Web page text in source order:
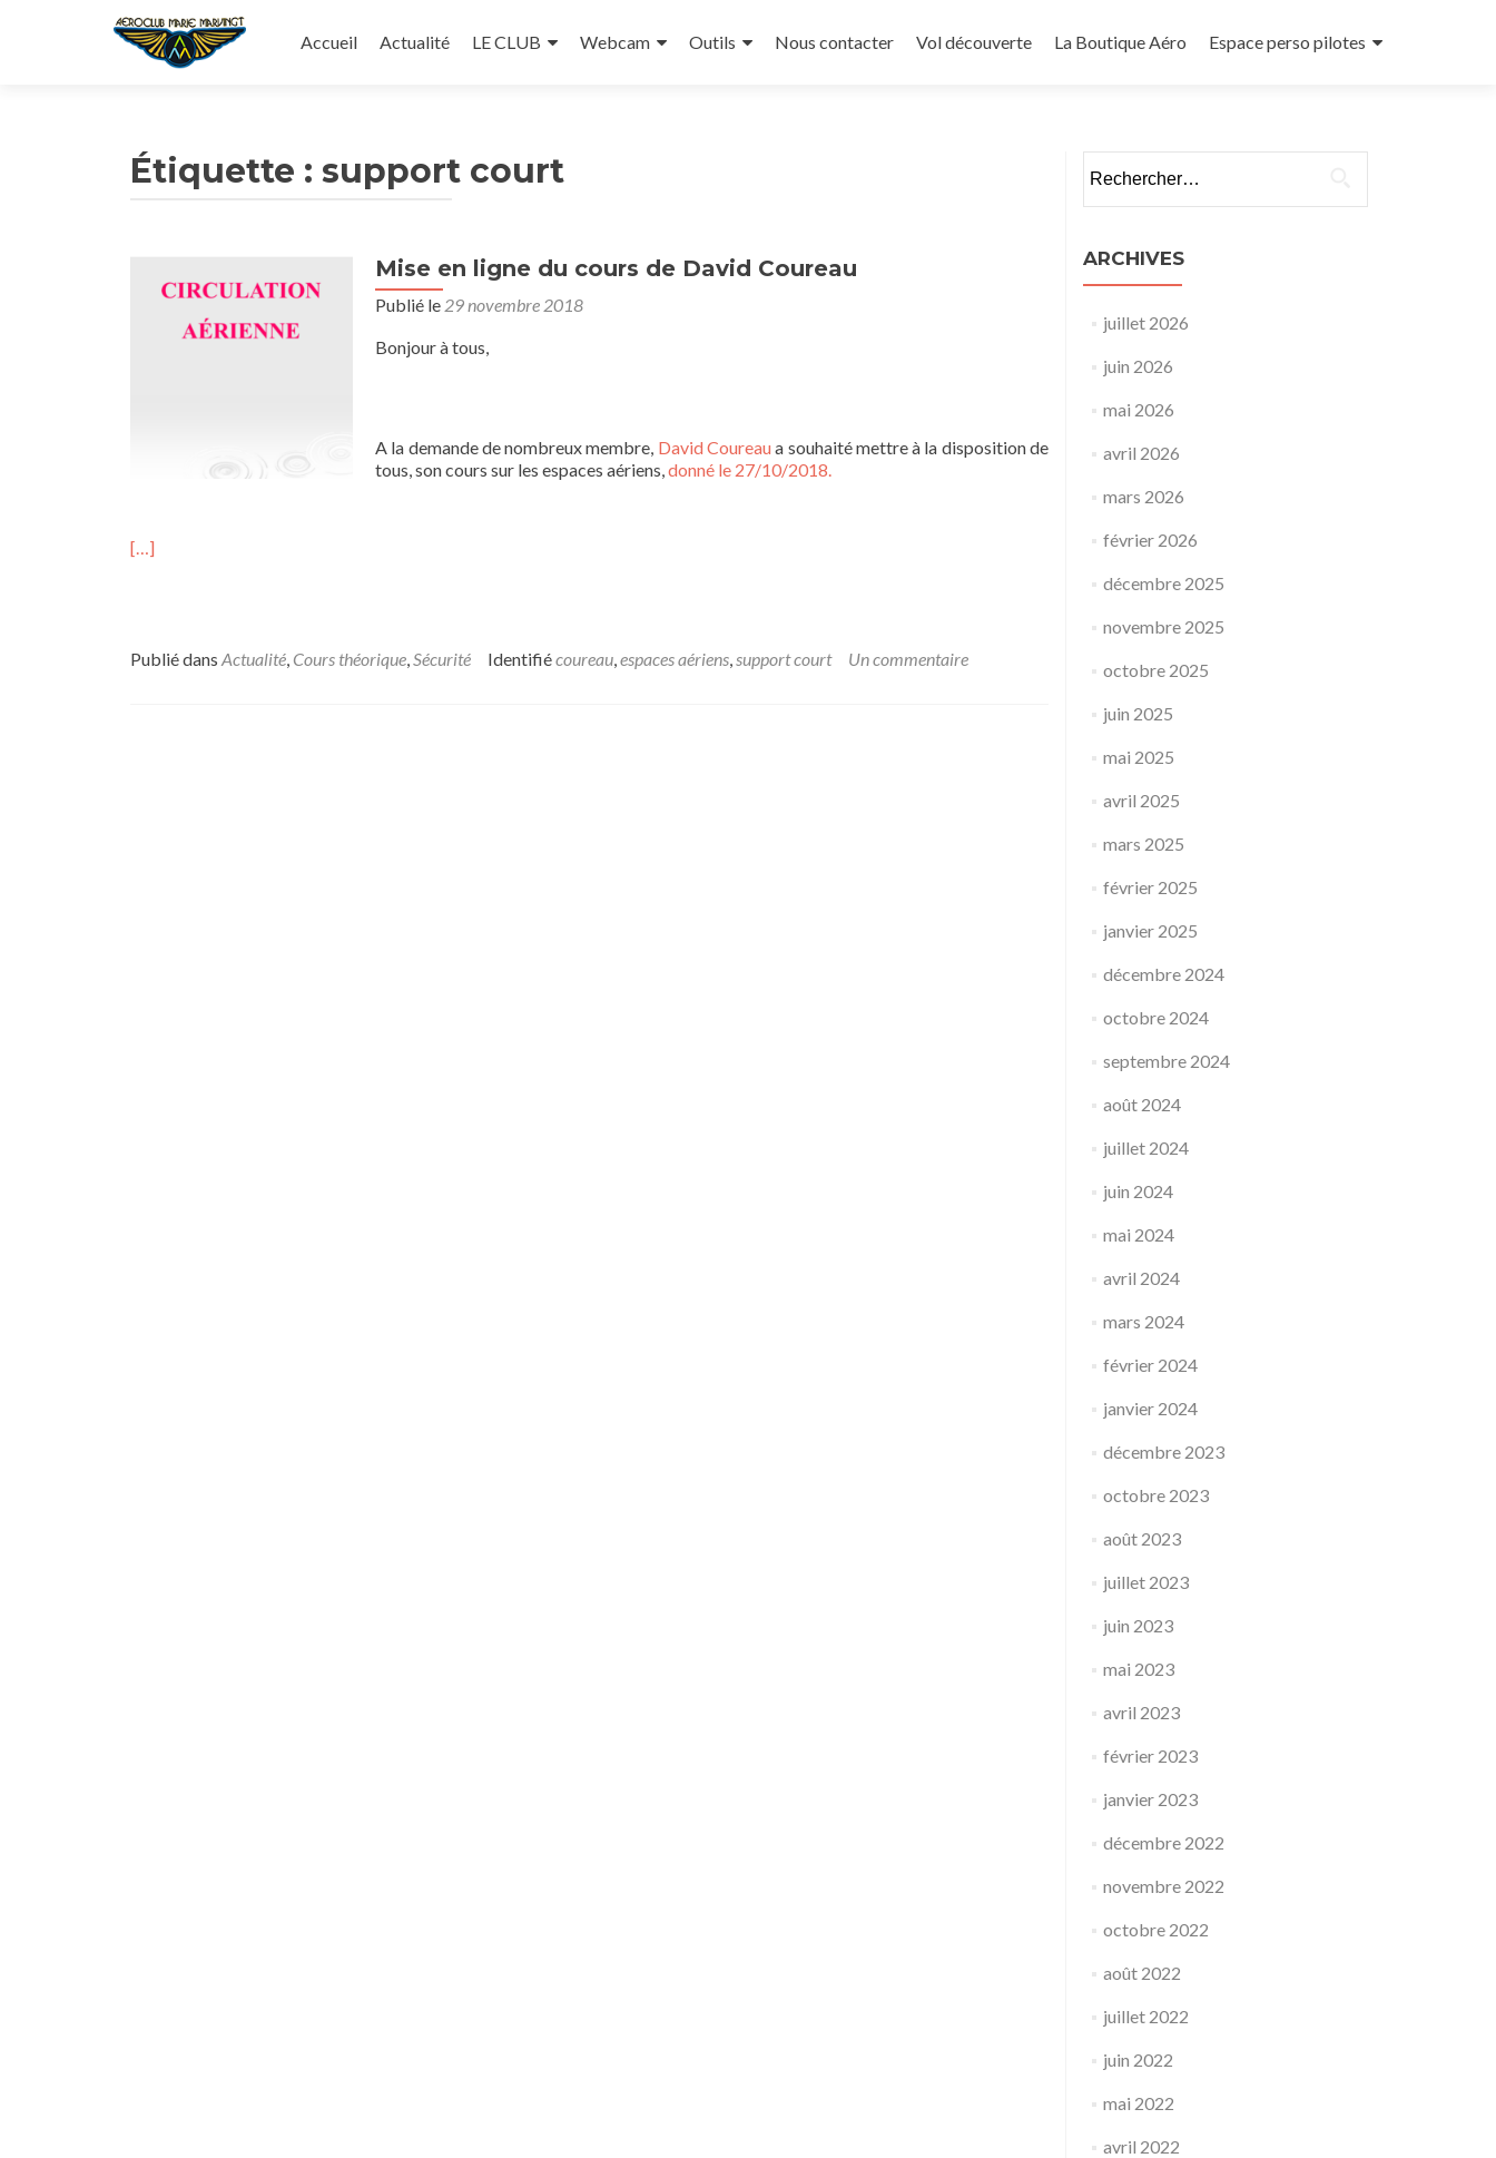
au
Accueil Actualité LE CLUB Webcam Outils Nous contacter Vol découverte La Boutique Aéro Espace perso pilotes
Étiquette : support court
Mise en ligne du cours de David Coureau
Publié le 29 novembre 2018
Bonjour à tous,
A la demande de nombreux membre, David Coureaua souhaité mettre à la disposition de
tous, son cours sur les espaces aériens,donné le 27/10/2018.
[…]
Publié dans Actualité, Cours théorique,Sécurité Identifiécoureau,espaces aériens,support court Un commentaire
ARCHIVES
juillet 2026
juin 2026
mai 2026
avril 2026
mars 2026
février 2026
décembre 2025
novembre 2025
octobre 2025
juin 2025
mai 2025
avril 2025
mars 2025
février 2025
janvier 2025
décembre 2024
octobre 2024
septembre 2024
août 2024
juillet 2024
juin 2024
mai 2024
avril 2024
mars 2024
février 2024
janvier 2024
décembre 2023
octobre 2023
août 2023
juillet 2023
juin 2023
mai 2023
avril 2023
février 2023
janvier 2023
décembre 2022
novembre 2022
octobre 2022
août 2022
juillet 2022
juin 2022
mai 2022
avril 2022